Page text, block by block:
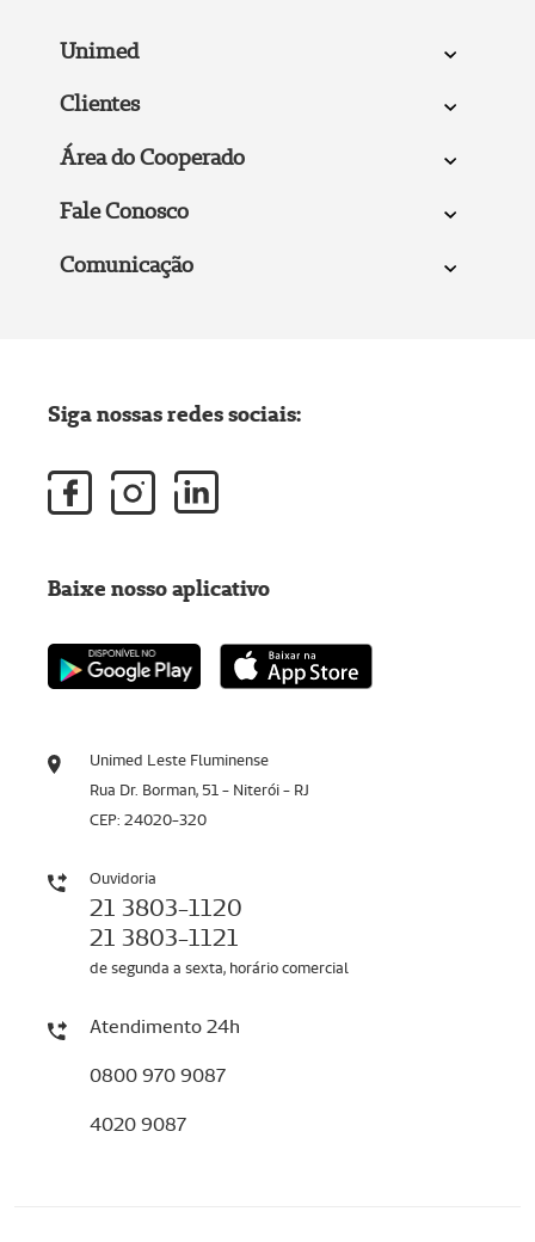
Unimed
Clientes
Área do Cooperado
Fale Conosco
Comunicação
Unimed Leste Fluminense
Rua Dr. Borman, 51 - Niterói - RJ
CEP: 24020-320
Ouvidoria
21 3803-1120
21 3803-1121
de segunda a sexta, horário comercial
Atendimento 24h
0800 970 9087
4020 9087
Siga nossas redes sociais:
Baixe nosso aplicativo